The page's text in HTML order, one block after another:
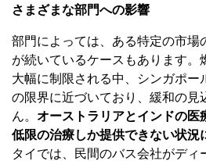
さまざまな部門への影響
部門によっては、ある特定の市場
が続いているケースもあります。
大幅に制限される中、シンガポー
の限界に近づいており、緩和の見
ん。 オーストラリアとインドの医
低限の治療しか提供できない状況
タイでは、民間のバス会社がディ